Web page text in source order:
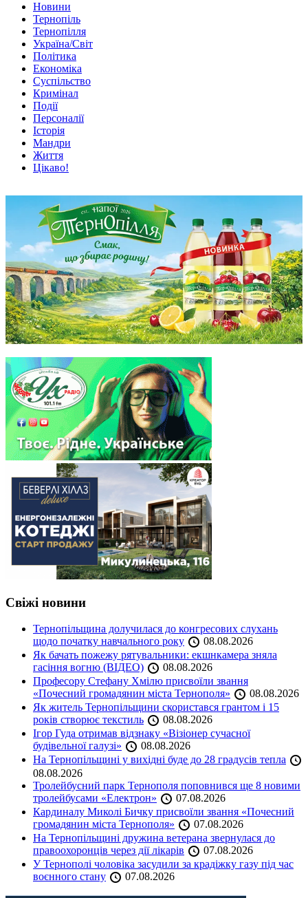
Новини
Тернопіль
Тернопілля
Україна/Світ
Політика
Економіка
Суспільство
Кримінал
Події
Персоналії
Історія
Мандри
Життя
Цікаво!
Свіжі новини
Тернопільщина долучилася до конгресових слухань
щодо початку навчального року
08.08.2026
Як бачать пожежу рятувальники: екшнкамера зняла
гасіння вогню (ВІДЕО)
08.08.2026
Професору Стефану Хмілю присвоїли звання
«Почесний громадянин міста Тернополя»
08.08.2026
Як житель Тернопільщини скористався грантом і 15
років створює текстиль
08.08.2026
Ігор Гуда отримав відзнаку «Візіонер сучасної
будівельної галузі»
08.08.2026
На Тернопільщині у вихідні буде до 28 градусів тепла
08.08.2026
Тролейбусний парк Тернополя поповнився ще 8 новими
тролейбусами «Електрон»
07.08.2026
Кардиналу Миколі Бичку присвоїли звання «Почесний
громадянин міста Тернополя»
07.08.2026
На Тернопільщині дружина ветерана звернулася до
правоохоронців через дії лікарів
07.08.2026
У Тернополі чоловіка засудили за крадіжку газу під час
воєнного стану
07.08.2026